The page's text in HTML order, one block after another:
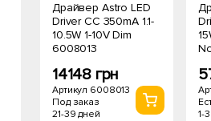
Драйвер Astro LED
Driver CC 350mA 1.1-
10.5W 1-10V Dim
6008013
14148 грн
Артикул 6008013
Под заказ
21-39 дней
1-